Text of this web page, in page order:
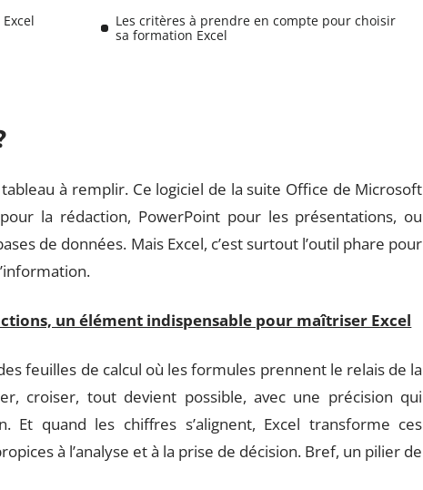
Les critères à prendre en compte pour choisir
sa formation Excel
tableau à remplir. Ce logiciel de la suite Office de Microsoft
la rédaction, PowerPoint pour les présentations, ou
de données. Mais Excel, c’est surtout l’outil phare pour
un élément indispensable pour maîtriser Excel
feuilles de calcul où les formules prennent le relais de la
croiser, tout devient possible, avec une précision qui
Et quand les chiffres s’alignent, Excel transforme ces
à l’analyse et à la prise de décision. Bref, un pilier de